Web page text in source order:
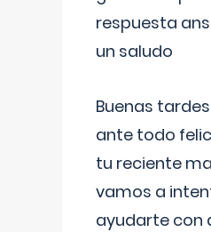
respuesta
un saludo
Buenas
ante todo
tu reciente
vamos a
ayudarte con